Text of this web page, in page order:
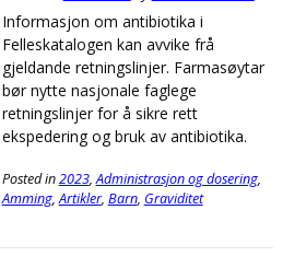
Informasjon om antibiotika i
Felleskatalogen kan avvike frå
gjeldande retningslinjer. Farmasøytar
bør nytte nasjonale faglege
retningslinjer for å sikre rett
ekspedering og bruk av antibiotika.
Posted in2023,Administrasjon og dosering,
Amming,Artikler, Barn, Graviditet